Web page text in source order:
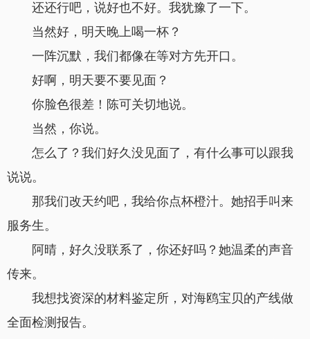
还还行吧，说好也不好。我犹豫了一下。
当然好，明天晚上喝一杯？
一阵沉默，我们都像在等对方先开口。
好啊，明天要不要见面？
你脸色很差！陈可关切地说。
当然，你说。
怎么了？我们好久没见面了，有什么事可以跟我
说说。
那我们改天约吧，我给你点杯橙汁。她招手叫来
服务生。
阿晴，好久没联系了，你还好吗？她温柔的声音
传来。
我想找资深的材料鉴定所，对海鸥宝贝的产线做
全面检测报告。